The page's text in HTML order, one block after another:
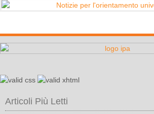
Articoli Più Letti